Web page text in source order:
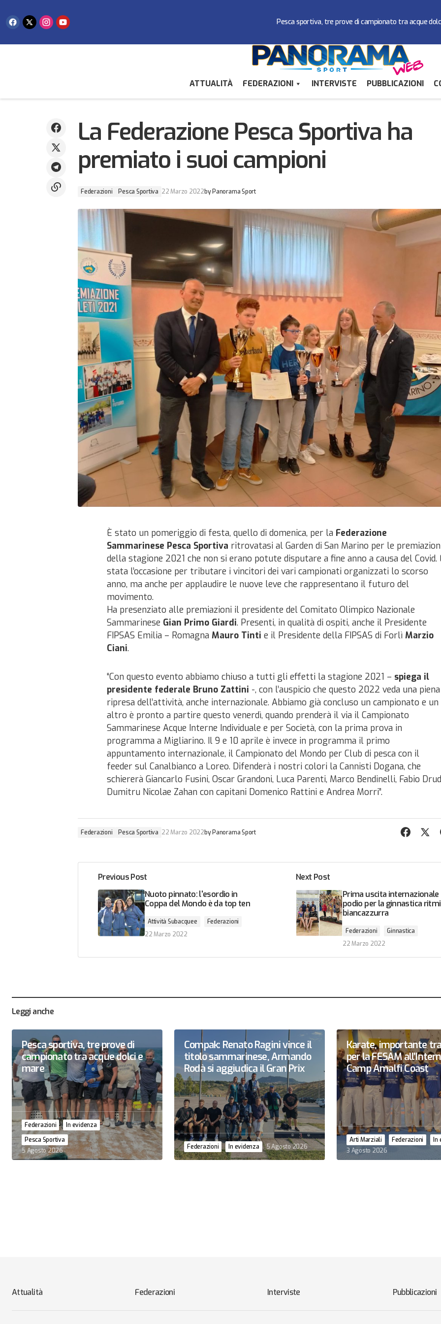
Pesca sportiva, tre prove di campionato tra acque
ATTUALITÀ FEDERAZIONI INTERVISTE PUBBLICAZIONI
La Federazione Pesca Sportiva ha
premiato i suoi campioni
Federazioni Pesca Sportiva 22 Marzo 2022by Panorama Sport
È stato un pomeriggio di festa, quello di domenica, per la Federazione
Sammarinese Pesca Sportiva ritrovatasi al Garden di San Marino per le
della stagione 2021 che non si erano potute disputare a fine anno a causa del Covid.
stata l’occasione per tributare i vincitori dei vari campionati organizzati lo scorso
anno, ma anche per applaudire le nuove leve che rappresentano il futuro del
movimento.
Ha presenziato alle premiazioni il presidente del Comitato Olimpico Nazionale
Sammarinese Gian Primo Giardi. Presenti, in qualità di ospiti, anche il Presidente
FIPSAS Emilia – Romagna Mauro Tinti e il Presidente della FIPSAS di Forlì Marzio
Ciani.
“Con questo evento abbiamo chiuso a tutti gli effetti la stagione 2021 – spiega il
presidente federale Bruno Zattini -, con l’auspicio che questo 2022 veda una piena
ripresa dell’attività, anche internazionale. Abbiamo già concluso un campionato e un
altro è pronto a partire questo venerdì, quando prenderà il via il Campionato
Sammarinese Acque Interne Individuale e per Società, con la prima prova in
programma a Migliarino. Il 9 e 10 aprile è invece in programma il primo
appuntamento internazionale, il Campionato del Mondo per Club di pesca con il
feeder sul Canalbianco a Loreo. Difenderà i nostri colori la Cannisti Dogana, che
schiererà Giancarlo Fusini, Oscar Grandoni, Luca Parenti, Marco Bendinelli, Fabio
Dumitru Nicolae Zahan con capitani Domenico Rattini e Andrea Morri”.
Federazioni Pesca Sportiva 22 Marzo 2022byPanorama Sport
Previous Post
Nuoto pinnato: l'esordio in
Coppa del Mondo è da top ten
Attività Subacquee
Federazioni
22 Marzo 2022
Next Post
Prima uscita internazionale
podio per la ginnastica
biancazzurra
Federazioni
Ginnastica
22 Marzo 2022
Leggi anche
Pesca sportiva, tre prove di
campionato tra acque dolci e
mare
Federazioni
In evidenza
Pesca Sportiva
5 Agosto 2026
Compak: Renato Ragini vince il
titolo sammarinese, Armando
Rodà si aggiudica il Gran Prix
Federazioni In evidenza 5 Agosto 2026
Karate, importante
per la FESAM
Camp Amalfi Coast
Arti Marziali Federazioni
In
3 Agosto 2026
Attualità Federazioni Interviste Pubblicazioni